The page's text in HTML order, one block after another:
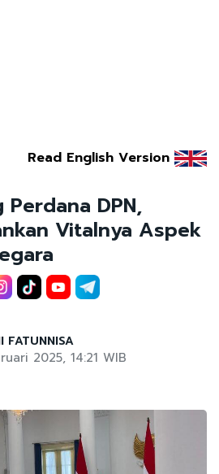
Read English Version
DPN,
Vitalnya Aspek
FATUNNISA
2025, 14:21 WIB